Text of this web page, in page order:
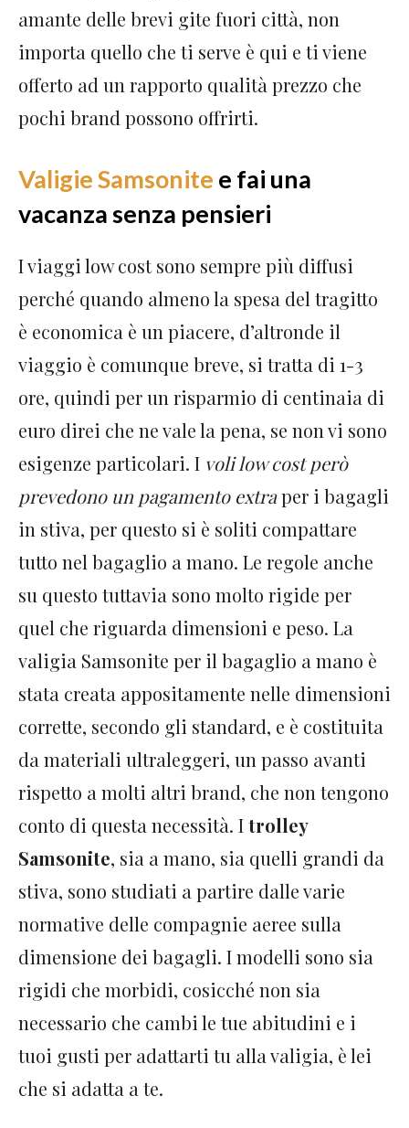
amante delle brevi gite fuori città, non
importa quello che ti serve è qui e ti viene
offerto ad un rapporto qualità prezzo che
pochi brand possono offrirti.
Valigie Samsonite e fai una
vacanza senza pensieri
I viaggi low cost sono sempre più diffusi
perché quando almeno la spesa del tragitto
è economica è un piacere, d’altronde il
viaggio è comunque breve, si tratta di 1-3
ore, quindi per un risparmio di centinaia di
euro direi che ne vale la pena, se non vi sono
esigenze particolari. I voli low cost però
prevedono un pagamento extraper i bagagli
in stiva, per questo si è soliti compattare
tutto nel bagaglio a mano. Le regole anche
su questo tuttavia sono molto rigide per
quel che riguarda dimensioni e peso. La
valigia Samsonite per il bagaglio a mano è
stata creata appositamente nelle dimensioni
corrette, secondo gli standard, e è costituita
da materiali ultraleggeri, un passo avanti
rispetto a molti altri brand, che non tengono
conto di questa necessità. Itrolley
Samsonite, sia a mano, sia quelli grandi da
stiva, sono studiati a partire dalle varie
normative delle compagnie aeree sulla
dimensione dei bagagli. I modelli sono sia
rigidi che morbidi, cosicché non sia
necessario che cambi le tue abitudini e i
tuoi gusti per adattarti tu alla valigia, è lei
che si adatta a te.